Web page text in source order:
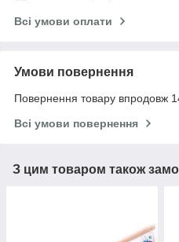
Всі умови оплати
Умови повернення
Повернення товару впродовж
Всі умови повернення
З цим товаром також